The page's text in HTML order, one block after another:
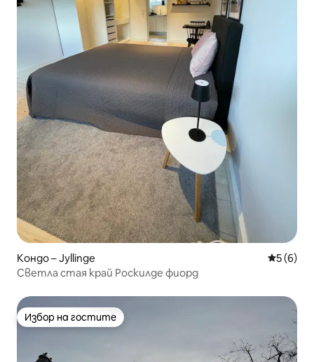
Кондо – Jyllinge Средна
5 (6)
Светла стая край Роскилде фиорд
Избор на гостите
Избор на гостите